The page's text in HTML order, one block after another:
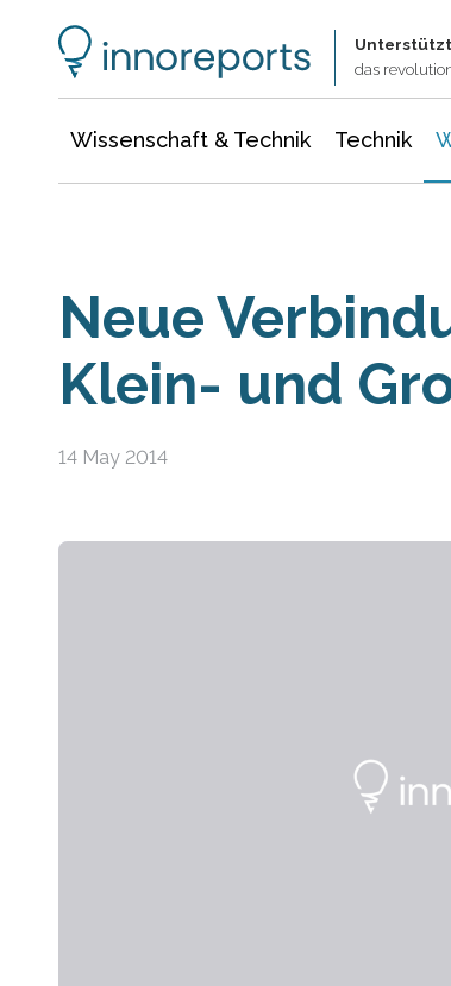
das
Wissenschaft & Technik Technik
Neue
Klein- und
14 May 2014